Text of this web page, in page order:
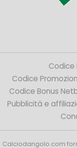
Codice
Codice
Codice Bonus
Pubblicità e
Calciodangolo.com